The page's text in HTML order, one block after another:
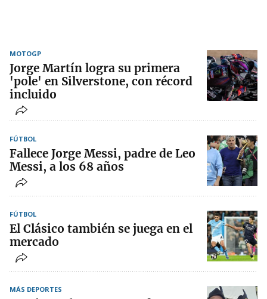
MOTOGP
Jorge Martín logra su primera
'pole' en Silverstone, con récord
incluido
FÚTBOL
Fallece Jorge Messi, padre de Leo
Messi, a los 68 años
FÚTBOL
El Clásico también se juega en el
mercado
MÁS DEPORTES